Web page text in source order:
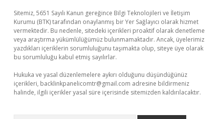
Sitemiz, 5651 Sayılı Kanun gereğince Bilgi Teknolojileri ve İletişim
Kurumu (BTK) tarafından onaylanmış bir Yer Sağlayıcı olarak hizmet
vermektedir. Bu nedenle, sitedeki içerikleri proaktif olarak denetleme
veya araştırma yükümlülüğümüz bulunmamaktadır. Ancak, üyelerimiz
yazdıkları içeriklerin sorumluluğunu taşımakta olup, siteye üye olarak
bu sorumluluğu kabul etmiş sayılırlar.
Hukuka ve yasal düzenlemelere aykırı olduğunu düşündüğünüz
içerikleri, backlinkpanelicomtr@gmail.com adresine bildirmeniz
halinde, ilgili içerikler yasal süre içerisinde sitemizden kaldırılacaktır.